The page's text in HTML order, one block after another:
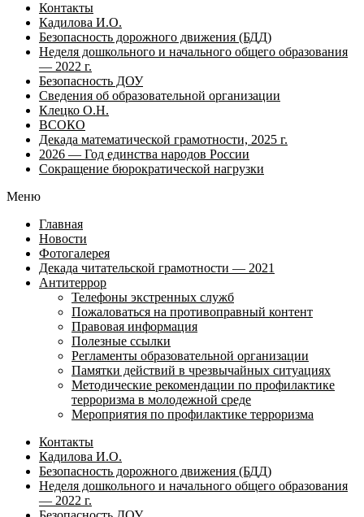
Контакты
Кадилова И.О.
Безопасность дорожного движения (БДД)
Неделя дошкольного и начального общего образования
— 2022 г.
Безопасность ДОУ
Сведения об образовательной организации
Клецко О.Н.
ВСОКО
Декада математической грамотности, 2025 г.
2026 — Год единства народов России
Сокращение бюрократической нагрузки
Меню
Главная
Новости
Фотогалерея
Декада читательской грамотности — 2021
Антитеррор
Телефоны экстренных служб
Пожаловаться на противоправный контент
Правовая информация
Полезные ссылки
Регламенты образовательной организации
Памятки действий в чрезвычайных ситуациях
Методические рекомендации по профилактике
терроризма в молодежной среде
Мероприятия по профилактике терроризма
Контакты
Кадилова И.О.
Безопасность дорожного движения (БДД)
Неделя дошкольного и начального общего образования
— 2022 г.